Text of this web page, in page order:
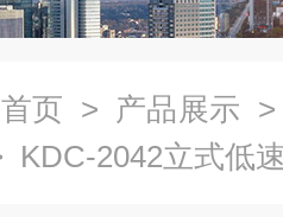
首页 > 产品展示
KDC-2042立式低